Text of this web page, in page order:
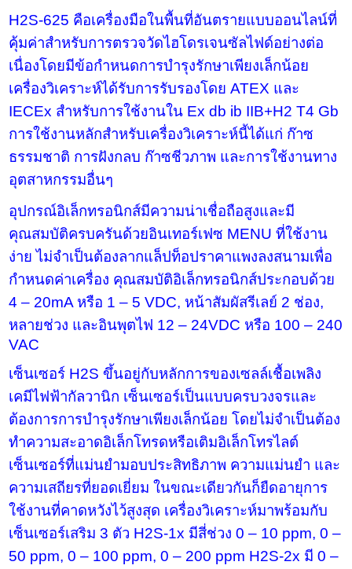
H2S-625 คือเครื่องมือในพื้นที่อันตรายแบบออนไลน์ที่
คุ้มค่าสำหรับการตรวจวัดไฮโดรเจนซัลไฟด์อย่างต่อ
เนื่องโดยมีข้อกำหนดการบำรุงรักษาเพียงเล็กน้อย
เครื่องวิเคราะห์ได้รับการรับรองโดยATEX และ
IECEx สำหรับการใช้งานใน Ex db ib IIB+H2 T4 Gb
การใช้งานหลักสำหรับเครื่องวิเคราะห์นี้ได้แก่ ก๊าซ
ธรรมชาติ การฝังกลบ ก๊าซชีวภาพ และการใช้งานทาง
อุตสาหกรรมอื่นๆ
อุปกรณ์อิเล็กทรอนิกส์มีความน่าเชื่อถือสูงและมี
คุณสมบัติครบครันด้วยอินเทอร์เฟซ MENUที่ใช้งาน
ง่าย ไม่จำเป็นต้องลากแล็ปท็อปราคาแพงลงสนามเพื่อ
กำหนดค่าเครื่อง คุณสมบัติอิเล็กทรอนิกส์ประกอบด้วย
4 – 20mA หรือ 1 – 5 VDC, หน้าสัมผัสรีเลย์ 2 ช่อง,
หลายช่วง และอินพุตไฟ 12 – 24VDC หรือ 100 – 240
VAC
เซ็นเซอร์ H2Sขึ้นอยู่กับหลักการของเซลล์เชื้อเพลิง
เคมีไฟฟ้ากัลวานิก เซ็นเซอร์เป็นแบบครบวงจรและ
ต้องการการบำรุงรักษาเพียงเล็กน้อย โดยไม่จำเป็นต้อง
ทำความสะอาดอิเล็กโทรดหรือเติมอิเล็กโทรไลต์
เซ็นเซอร์ที่แม่นยำมอบประสิทธิภาพ ความแม่นยำ และ
ความเสถียรที่ยอดเยี่ยม ในขณะเดียวกันก็ยืดอายุการ
ใช้งานที่คาดหวังไว้สูงสุด เครื่องวิเคราะห์มาพร้อมกับ
เซ็นเซอร์เสริม3 ตัว H2S-1x มีสี่ช่วง0 – 10 ppm, 0 –
50 ppm, 0 – 100 ppm, 0 – 200 ppm H2S-2x มี0 –